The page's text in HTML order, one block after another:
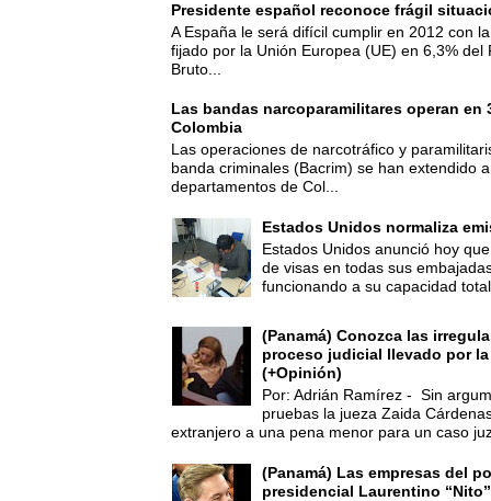
Presidente español reconoce frágil
A España le será difícil cumplir en 2012 con
fijado por la Unión Europea (UE) en 6,3% del
Bruto...
Las bandas narcoparamilitares operan en
Colombia
Las operaciones de narcotráfico y
banda criminales (Bacrim) se han extendido
departamentos de Col...
Estados Unidos normaliza
Estados Unidos anunció hoy
de visas en todas sus
funcionando a su capacidad
(Panamá) Conozca las
proceso judicial llevado por
(+Opinión)
Por: Adrián Ramírez - Sin
pruebas la jueza Zaida
extranjero a una pena menor para un caso
(Panamá) Las empresas del
presidencial Laurentino